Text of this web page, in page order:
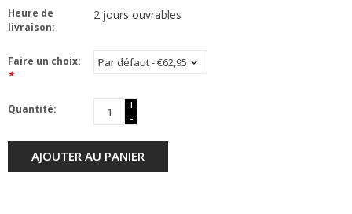
Heure de
livraison:
2 jours ouvrables
Faire un choix:
*
Quantité:
+
-
AJOUTER AU PANIER